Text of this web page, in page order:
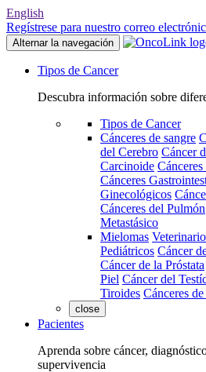
English
Regístrese para nuestro correo
Alternar la navegación
Tipos de Cancer
Descubra información sobre
Tipos de Cancer
Cánceres de sangre
del Cerebro Cáncer
Carcinoide
Cánceres
Ginecológicos
Cánceres del Pulmón
Metastásico
Mielomas
Pediátricos Cáncer
Cáncer de la Próstata
Piel Cáncer del
Tiroides Cánceres
close
Pacientes
Aprenda sobre cáncer,
supervivencia